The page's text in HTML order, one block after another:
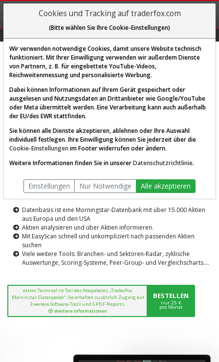
REGIS-
TRIEREN
Diese Funktion ist nur für
AKTIEN-TERMINAL
Die Aktienanalyse-Plattform von
TraderFox
Datenbasis ist eine Morningstar-Datenbank mit über 15.000 Aktien
aus Europa und den USA
Aktien analysieren und über Aktien informieren.
Mit EasyScan schnell und unkompliziert nach passenden Aktien
suchen
Viele weitere Tools: Branchen- und Sektoren-Radar, zyklische
Auswertunge, Scoring-Systeme, Peer-Group- und Vergleichscharts....
aktien Terminal ist Teil des Abopaketes „TraderFox
Morninstar-Datenpaket“. Sie erhalten zusätzlich Zugang auf
3 weitere Software-Tools und 5 PDF-Reports.
Weitere Informationen
BESTELLEN
nur 25 €
pro Monat
Cookies und Tracking auf traderfox.com
(Bitte wählen Sie Ihre Cookie-Einstellungen)
Wir verwenden notwendige Cookies, damit unsere Website technisch
funktioniert. Mit Ihrer Einwilligung verwenden wir außerdem Dienste
von Partnern, z. B. für eingebettete YouTube-Videos,
Reichweitenmessung und personalisierte Werbung.
Dabei können Informationen auf Ihrem Gerät gespeichert oder
ausgelesen und Nutzungsdaten an Drittanbieter wie Google/YouTube
oder Meta übermittelt werden. Eine Verarbeitung kann auch außerhalb
der EU/des EWR stattfinden.
Sie können alle Dienste akzeptieren, ablehnen oder Ihre Auswahl
individuell festlegen. Ihre Einwilligung können Sie jederzeit über die
Cookie-Einstellungen im Footer widerrufen oder ändern.
Weitere Informationen finden Sie in unsererDatenschutzrichtlinie.
Einstellungen Nur Notwendige Alle akzeptieren